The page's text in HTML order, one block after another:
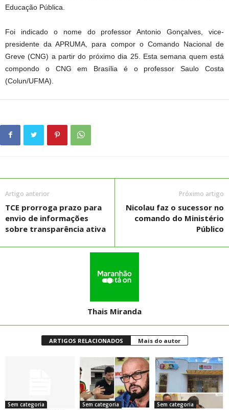
Educação Pública.
Foi indicado o nome do professor Antonio Gonçalves, vice-
presidente da APRUMA, para compor o Comando Nacional de
Greve (CNG) a partir do próximo dia 25. Esta semana quem está
compondo o CNG em Brasília é o professor Saulo Costa
(Colun/UFMA).
Artigo anterior
TCE prorroga prazo para
envio de informações
sobre transparência ativa
Próximo artigo
Nicolau faz o sucessor no
comando do Ministério
Público
Thais Miranda
ARTIGOS RELACIONADOS Mais do autor
Sem categoria Sem categoria Sem categoria